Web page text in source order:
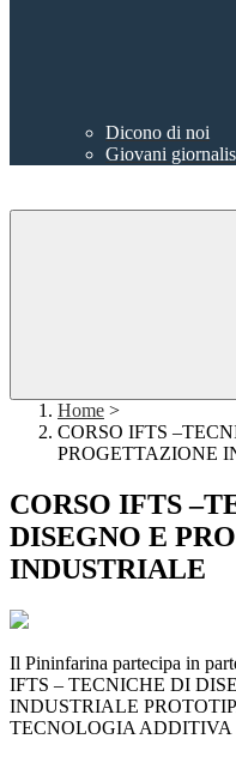
Dicono di noi
Giovani
Home >
CORSO IFTS
PROGETTAZIONE
CORSO IFTS
DISEGNO E
INDUSTRIALE
Il Pininfarina partecipa in
IFTS – TECNICHE DI
INDUSTRIALE
TECNOLOGIA ADDITIVA